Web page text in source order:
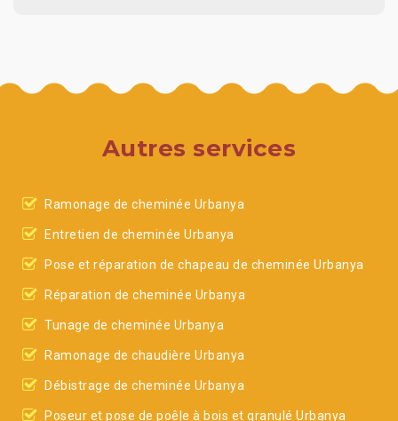
Autres services
Ramonage de cheminée Urbanya
Entretien de cheminée Urbanya
Pose et réparation de chapeau de cheminée Urbanya
Réparation de cheminée Urbanya
Tunage de cheminée Urbanya
Ramonage de chaudière Urbanya
Débistrage de cheminée Urbanya
Poseur et pose de poêle à bois et granulé Urbanya